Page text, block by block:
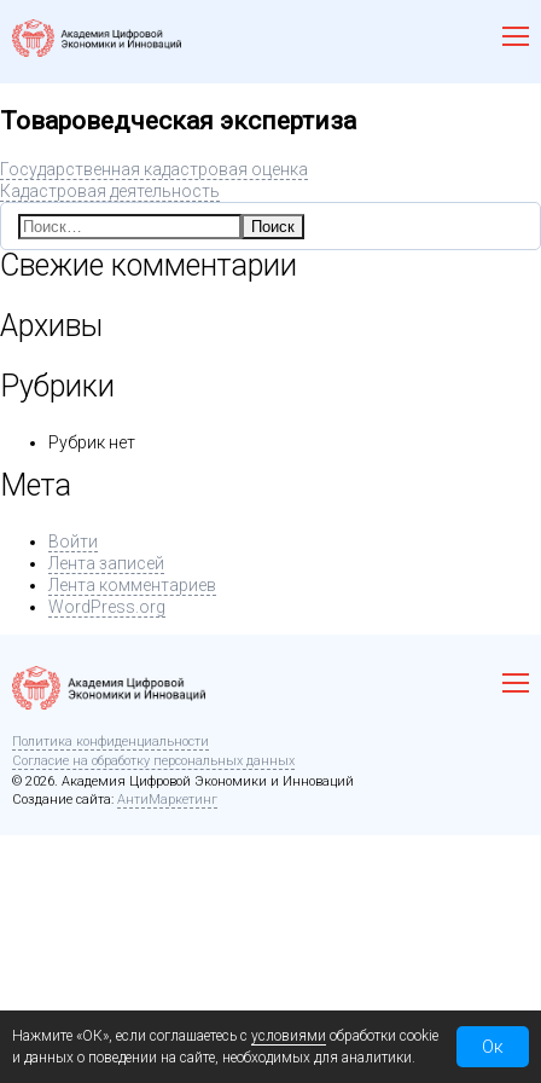
Товароведческая экспертиза
Государственная кадастровая оценка
Кадастровая деятельность
Найти:
Свежие комментарии
Архивы
Рубрики
Рубрик нет
Мета
Войти
Лента записей
Лента комментариев
WordPress.org
Политика конфиденциальности
Согласие на обработку персональных данных
© 2026. Академия Цифровой Экономики и Инноваций
Создание сайта: АнтиМаркетинг
Нажмите «ОК», если соглашаетесь с условиями обработки cookie
и данных о поведении на сайте, необходимых для аналитики.
Ок